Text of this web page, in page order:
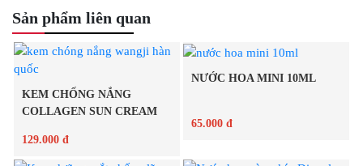
Sản phẩm liên quan
KEM CHỐNG NẮNG
COLLAGEN SUN CREAM
129.000 đ
NƯỚC HOA MINI 10ML
65.000 đ